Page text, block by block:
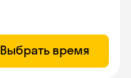
Выбрать время